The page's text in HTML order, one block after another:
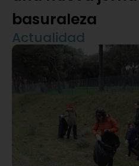
basuraleza
Actualidad